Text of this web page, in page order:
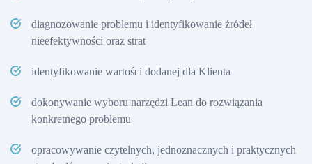
diagnozowanie problemu i identyfikowanie źródeł
nieefektywności oraz strat
identyfikowanie wartości dodanej dla Klienta
dokonywanie wyboru narzędzi Lean do rozwiązania
konkretnego problemu
opracowywanie czytelnych, jednoznacznych i praktycznych